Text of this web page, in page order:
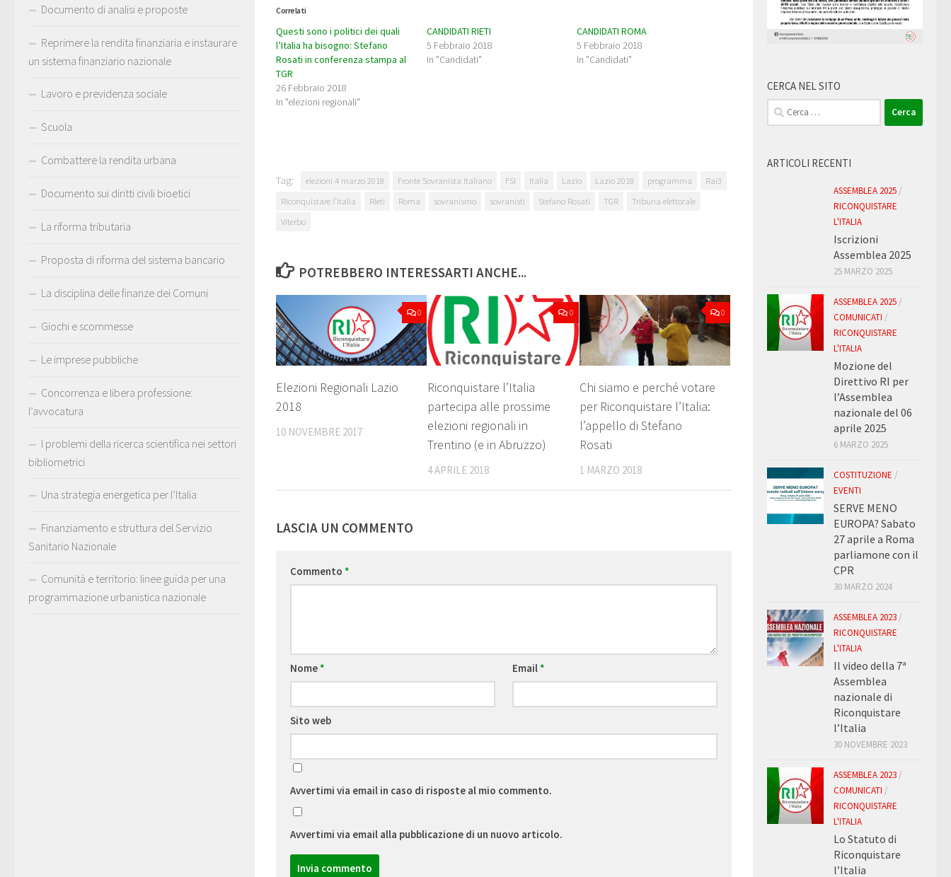
Correlati
Questi sono i politici dei quali
l’Italia ha bisogno: Stefano
Rosati in conferenza stampa al
TGR
26 Febbraio 2018
In "elezioni regionali"
CANDIDATI RIETI
5 Febbraio 2018
In "Candidati"
CANDIDATI ROMA
5 Febbraio 2018
In "Candidati"
Tag: elezioni 4 marzo 2018 Fronte Sovranista Italiano FSI Italia Lazio Lazio 2018 programma
Rai3
Riconquistare l’Italia
Rieti Roma sovranismo sovranisti Stefano Rosati TGR
Tribuna elettorale
Viterbo
POTREBBERO INTERESSARTI ANCHE...
0
Elezioni Regionali Lazio
2018
10 NOVEMBRE 2017
0
Riconquistare l’Italia
partecipa alle prossime
elezioni regionali in
Trentino (e in Abruzzo)
4 APRILE 2018
0
Chi siamo e perché votare
per Riconquistare l’Italia:
l’appello di Stefano
Rosati
1 MARZO 2018
LASCIA UN COMMENTO
Commento *
Nome* Email*
Sito web
Avvertimi via email in caso di risposte al mio commento.
Avvertimi via email alla pubblicazione di un nuovo articolo.
Documento di analisi e proposte
Reprimere la rendita finanziaria e instaurare
un sistema finanziario nazionale
Lavoro e previdenza sociale
Scuola
Combattere la rendita urbana
Documento sui diritti civili bioetici
La riforma tributaria
Proposta di riforma del sistema bancario
La disciplina delle finanze dei Comuni
Giochi e scommesse
Le imprese pubbliche
Concorrenza e libera professione:
l’avvocatura
I problemi della ricerca scientifica nei settori
bibliometrici
Una strategia energetica per l’Italia
Finanziamento e struttura del Servizio
Sanitario Nazionale
Comunità e territorio: linee guida per una
programmazione urbanistica nazionale
CERCA NEL SITO
Ricerca
per:
ARTICOLI RECENTI
ASSEMBLEA 2025 /
RICONQUISTARE
L'ITALIA
Iscrizioni
Assemblea 2025
25 MARZO 2025
ASSEMBLEA 2025 /
COMUNICATI /
RICONQUISTARE
L'ITALIA
Mozione del
Direttivo RI per
l’Assemblea
nazionale del 06
aprile 2025
6 MARZO 2025
COSTITUZIONE /
EVENTI
SERVE MENO
EUROPA? Sabato
27 aprile a Roma
parliamone con il
CPR
30 MARZO 2024
ASSEMBLEA 2023 /
RICONQUISTARE
L'ITALIA
Il video della 7ª
Assemblea
nazionale di
Riconquistare
l’Italia
30 NOVEMBRE 2023
ASSEMBLEA 2023 /
COMUNICATI /
RICONQUISTARE
L'ITALIA
Lo Statuto di
Riconquistare
l’Italia